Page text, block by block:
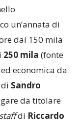
un’annata di
dai 150 mila
250 mila (fonte
economica da
Sandro
gare da titolare
staffdi Riccardo